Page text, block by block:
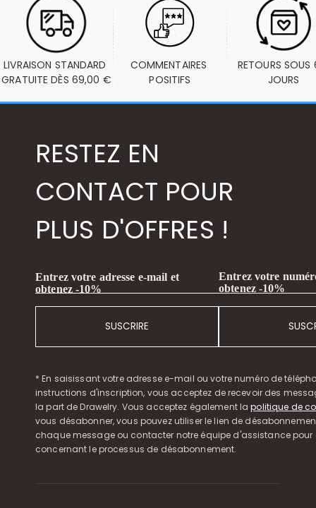
LIVRAISON STANDARD
GRATUITE DÈS 69,00 €
COMMENTAIRES
POSITIFS
RETOURS SOUS
JOURS
RESTEZ EN
CONTACT POUR
PLUS D'OFFRES !
Entrez votre adresse e-mail et
obtenez -10%
SUSCRIRE
Entrez votre
obtenez -10%
* En saisissant votre adresse e-mail ou votre numéro de
instructions d'inscription, vous acceptez de recevoir des
la part de Drawelry. Vous acceptez également lapolitique de
vous désabonner, vous pouvez utiliser le lien de
chaque message ou contacter notre équipe d'assistance pour
concernant le processus de désabonnement.